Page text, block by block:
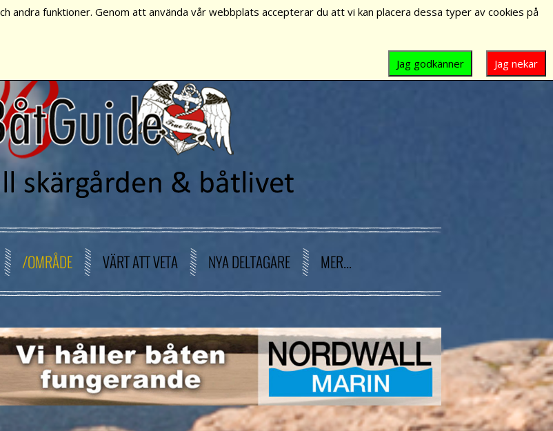
/OMRÅDE VÄRT ATT VETA NYA DELTAGARE MER...
andra funktioner. Genom att använda vår webbplats accepterar du att vi kan placera dessa typer av cookies på
Jag nekar
Jag godkänner